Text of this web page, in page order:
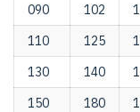
090
102
110
125
130
140
150
180